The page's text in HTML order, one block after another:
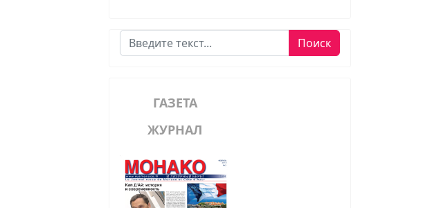
Поиск Поиск
ГАЗЕТА
ЖУРНАЛ